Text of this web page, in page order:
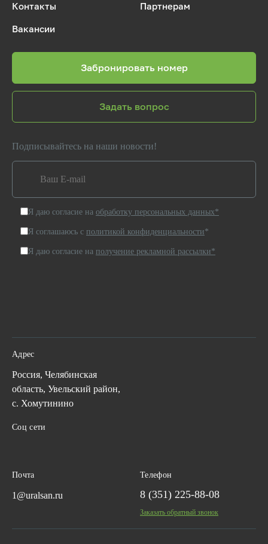
Контакты
Вакансии
Партнерам
Забронировать номер
Задать вопрос
Подписывайтесь на наши новости!
Я даю согласие на обработку персональных данных*
Я соглашаюсь с политикой конфиденциальности*
Я даю согласие на получение рекламной рассылки*
Адрес
Россия, Челябинская
область, Увельский район,
с. Хомутинино
Соц сети
Почта
1@uralsan.ru
Телефон
8 (351) 225-88-08
Заказать обратный звонок